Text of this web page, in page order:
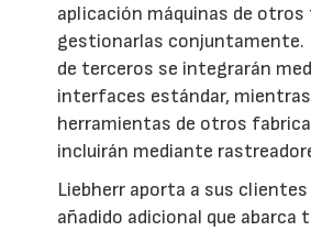
aplicación máquinas de
gestionarlas conjuntamente.
de terceros se integrarán
interfaces estándar, mientras
herramientas de otros
incluirán mediante
Liebherr aporta a sus
añadido adicional que abarca